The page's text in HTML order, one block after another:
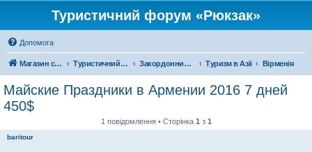
Туристичний форум «Рюкзак»
Допомога
Магазин спорядження Туристичний форум «Рюкзак» Закордонний туризм Туризм в Азії Вірменія
Майские Праздники в Армении 2016 7 дней
450$
1 повідомлення • Сторінка 1 з 1
baritour